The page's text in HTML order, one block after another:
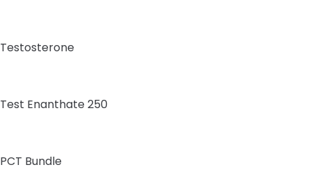
Testosterone
Test Enanthate 250
PCT Bundle